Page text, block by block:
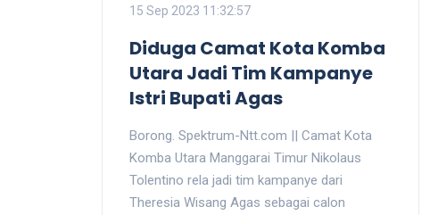
15 Sep 2023 11:32:57
Diduga Camat Kota Komba
Utara Jadi Tim Kampanye
Istri Bupati Agas
Borong. Spektrum-Ntt.com || Camat Kota
Komba Utara Manggarai Timur Nikolaus
Tolentino rela jadi tim kampanye dari
Theresia Wisang Agas sebagai calon